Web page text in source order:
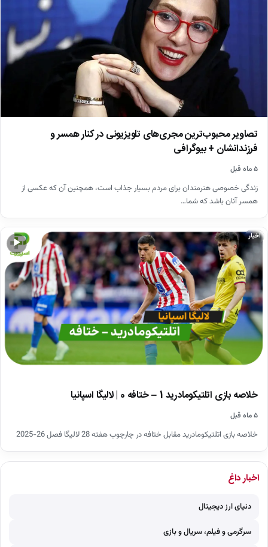
تصاویر محبوب‌ترین مجری‌های تلویزیونی در کنار همسر و
فرزندانشان + بیوگرافی
۵ ماه قبل
زندگی خصوصی هنرمندان برای مردم بسیار جذاب است، همچنین آن که عکسی از
همسر آنان باشد که شما…
▶
اخبار
خلاصه بازی اتلتیکومادرید 1 – ختافه 0 | لالیگا اسپانیا
۵ ماه قبل
خلاصه بازی اتلتیکومادرید مقابل ختافه در چارچوب هفته 28 لالیگا فصل 26-2025
اخبار داغ
دنیای ارز دیجیتال
سرگرمی و فیلم، سریال و بازی